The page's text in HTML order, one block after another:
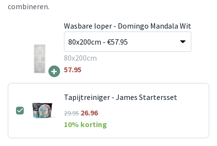
combineren.
+
Wasbare loper - Domingo Mandala Wit
80x200cm
57.95
Tapijtreiniger - James Startersset
29.9526.96
10% korting